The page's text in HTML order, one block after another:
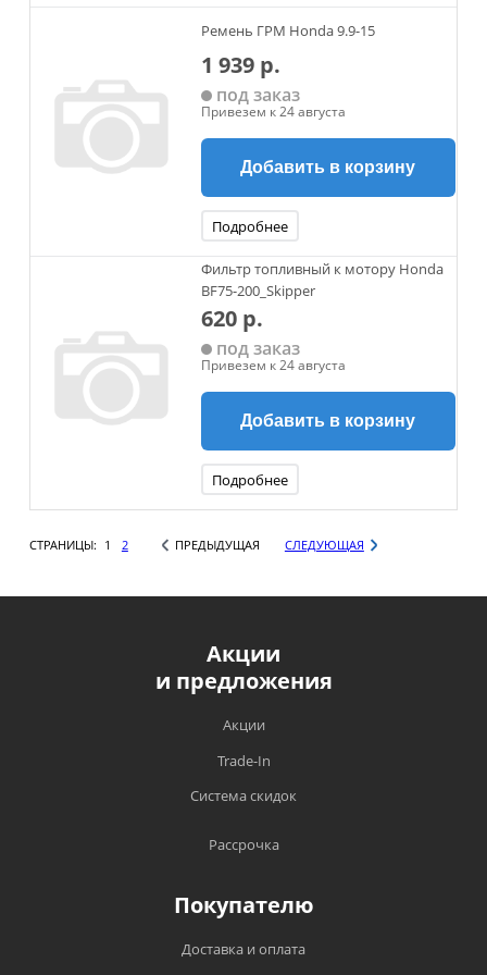
Ремень ГРМ Honda 9.9-15
1 939 р.
под заказ
Привезем к 24 августа
Добавить в корзину
Подробнее
Фильтр топливный к мотору Honda
BF75-200_Skipper
620 р.
под заказ
Привезем к 24 августа
Добавить в корзину
Подробнее
СТРАНИЦЫ: 1 2 ПРЕДЫДУЩАЯ СЛЕДУЮЩАЯ
Акции
и предложения
Акции
Trade-In
Система скидок
Рассрочка
Покупателю
Доставка и оплата